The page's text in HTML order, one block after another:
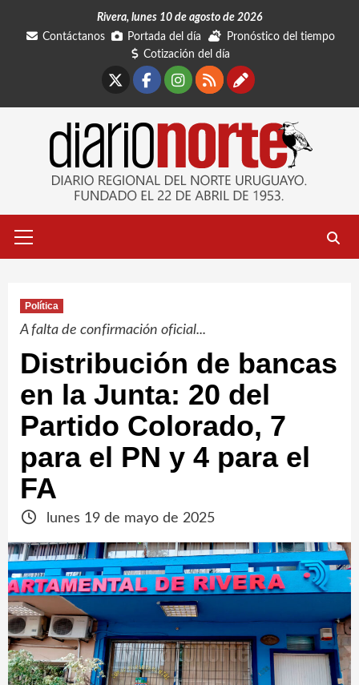
Rivera, lunes 10 de agosto de 2026
Contáctanos
Portada del día
Pronóstico del tiempo
Cotización del día
Facebook
Instagram
RSSContáctanos
primario
Política
A falta de confirmación oficial...
Distribución de bancas
en la Junta: 20 del
Partido Colorado, 7
para el PN y 4 para el
FA
lunes 19 de mayo de 2025